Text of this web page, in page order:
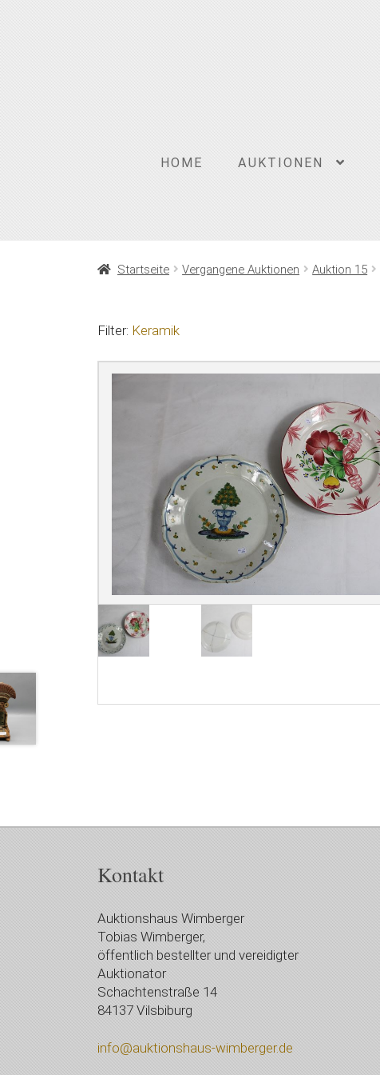
HOME AUKTIONEN
Startseite Vergangene Auktionen Auktion 15
Filter: Keramik
Kontakt
Auktionshaus Wimberger
Tobias Wimberger,
öffentlich bestellter und vereidigter
Auktionator
Schachtenstraße 14
84137 Vilsbiburg
info@auktionshaus-wimberger.de